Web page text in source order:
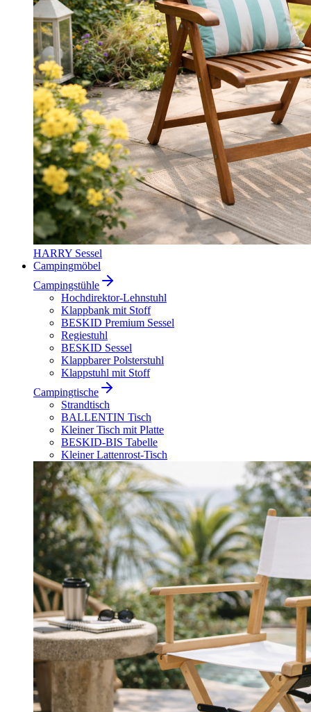
HARRY Sessel
Campingmöbel
Campingstühle
Hochdirektor-Lehnstuhl
Klappbank mit Stoff
BESKID Premium Sessel
Regiestuhl
BESKID Sessel
Klappbarer Polsterstuhl
Klappstuhl mit Stoff
Campingtische
Strandtisch
BALLENTIN Tisch
Kleiner Tisch mit Platte
BESKID-BIS Tabelle
Kleiner Lattenrost-Tisch